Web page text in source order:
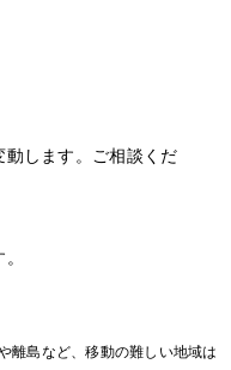
します。ご相談くだ
離島など、移動の難しい地域は